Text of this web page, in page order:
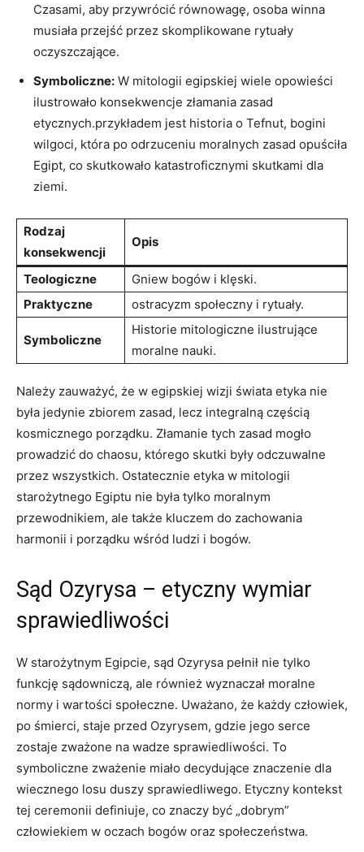
Czasami, aby przywrócić równowagę,​ osoba winna
musiała przejść⁤ przez skomplikowane​ rytuały
oczyszczające.
Symboliczne: W mitologii egipskiej wiele opowieści
ilustrowało konsekwencje złamania zasad
etycznych.przykładem ⁢jest historia‍ o⁣ Tefnut, bogini
wilgoci,⁣ która po ‍odrzuceniu moralnych zasad opuściła
Egipt, co skutkowało katastroficznymi skutkami dla
ziemi.
Rodzaj
konsekwencji
Opis
Teologiczne
Gniew bogów i klęski.
Praktyczne
ostracyzm społeczny i rytuały.
Symboliczne
Historie ⁣mitologiczne ​ilustrujące
moralne nauki.
Należy zauważyć, że w egipskiej ​wizji świata etyka nie
była jedynie zbiorem zasad, lecz integralną częścią
kosmicznego porządku. Złamanie tych zasad mogło
prowadzić do chaosu, którego ‍skutki były odczuwalne
przez wszystkich. Ostatecznie etyka w mitologii
starożytnego ‍Egiptu‍ nie‌ była tylko​ moralnym
przewodnikiem, ale także kluczem do zachowania
harmonii ⁢i porządku wśród ludzi i bogów.
Sąd ⁢Ozyrysa – etyczny wymiar
sprawiedliwości
W starożytnym⁣ Egipcie, sąd Ozyrysa pełnił nie tylko
funkcję sądowniczą, ale ⁢również wyznaczał moralne
normy i wartości społeczne. Uważano, że każdy człowiek,⁣
po śmierci, staje przed Ozyrysem, gdzie jego serce
zostaje zważone na wadze sprawiedliwości. To
symboliczne zważenie miało decydujące znaczenie dla
wiecznego losu duszy sprawiedliwego. Etyczny kontekst
tej ceremonii definiuje, co znaczy być „dobrym”
człowiekiem w oczach bogów oraz społeczeństwa.